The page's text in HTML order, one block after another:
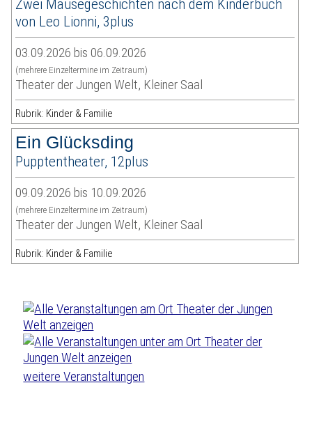
Zwei Mäusegeschichten nach dem Kinderbuch
von Leo Lionni, 3plus
03.09.2026 bis 06.09.2026
(mehrere Einzeltermine im Zeitraum)
Theater der Jungen Welt, Kleiner Saal
Rubrik: Kinder & Familie
Ein Glücksding
Pupptentheater, 12plus
09.09.2026 bis 10.09.2026
(mehrere Einzeltermine im Zeitraum)
Theater der Jungen Welt, Kleiner Saal
Rubrik: Kinder & Familie
weitere Veranstaltungen